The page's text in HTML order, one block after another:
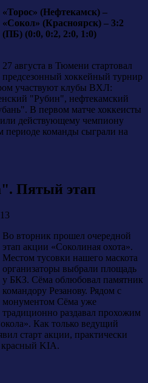
«Торос» (Нефтекамск) –
«Сокол» (Красноярск) – 3:2
(ПБ) (0:0, 0:2, 2:0, 1:0)
27 августа в Тюмени стартовал
предсезонный хоккейный турнир
участвуют клубы ВХЛ:
"Рубин", нефтекамский
В первом матче хоккеисты
действующему чемпиону
команды сыграли на
Пятый этап
Во вторник прошел очередной
этап акции «Соколиная охота».
Местом тусовки нашего маскота
организаторы выбрали площадь
у БКЗ. Сёма облюбовал памятник
командору Резанову. Рядом с
монументом Сёма уже
традиционно раздавал прохожим
Как только ведущий
старт акции, практически
красный KIA.